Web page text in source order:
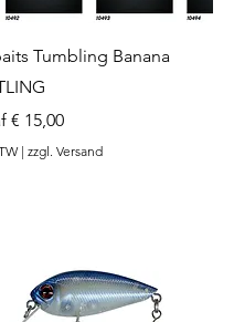
Snel overzicht
Tumbling Banana
€ 15,00
| zzgl. Versand